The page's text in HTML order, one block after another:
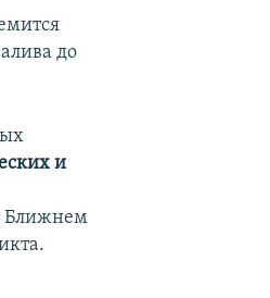
до
и
Ближнем